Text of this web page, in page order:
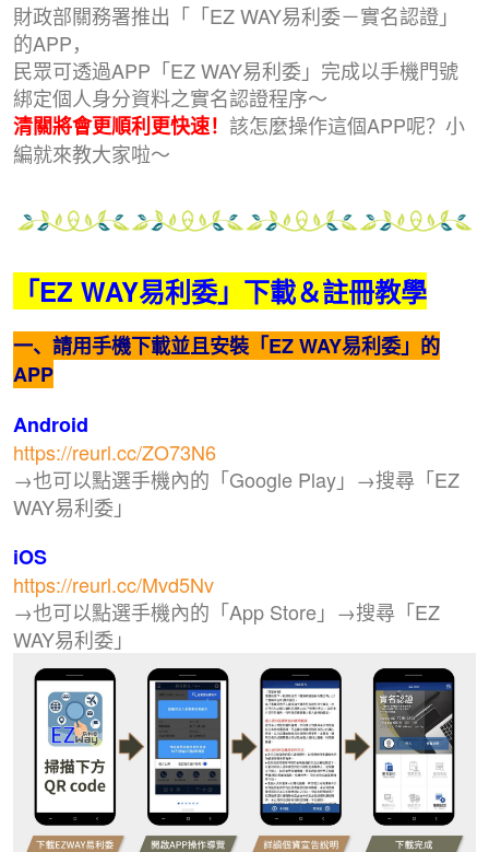
財政部關務署推出「 「EZ WAY易利委－實名認證」
的APP，
民眾可透過APP「EZ WAY易利委」完成以手機門號
綁定個人身分資料之實名認證程序～
清關將會更順利更快速！ 該怎麼操作這個APP呢？小
編就來教大家啦～
「EZ WAY易利委」下載＆註冊教學
一、請用手機下載並且安裝「EZ WAY易利委」的
APP
Android
https://reurl.cc/ZO73N6
→也可以點選手機內的「Google Play」→搜尋「EZ
WAY易利委」
iOS
https://reurl.cc/Mvd5Nv
→也可以點選手機內的「App Store」→搜尋「EZ
WAY易利委」